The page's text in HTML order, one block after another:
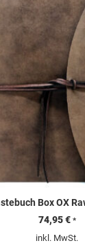
Box OX
74,95€ *
inkl. MwSt.